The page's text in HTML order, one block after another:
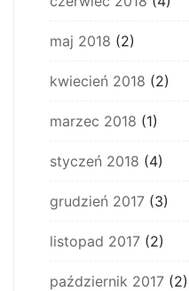
maj 2018 (2)
kwiecień 2018 (2)
marzec 2018 (1)
styczeń 2018 (4)
grudzień 2017 (3)
listopad 2017 (2)
październik 2017 (2)